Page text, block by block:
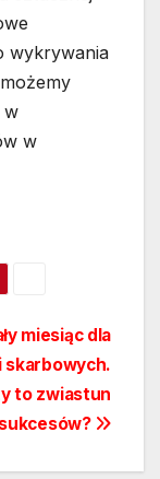
wykrywania
w
w
miesiąc dla
skarbowych.
to zwiastun